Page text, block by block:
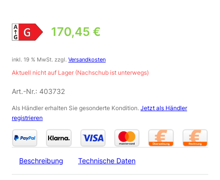
170,45 €
inkl. 19 % MwSt. zzgl.Versandkosten
Aktuell nicht auf Lager (Nachschub ist unterwegs)
Art.-Nr.: 403732
Als Händler erhalten Sie gesonderte Kondition. Jetzt als Händler
registrieren
Beschreibung Technische Daten